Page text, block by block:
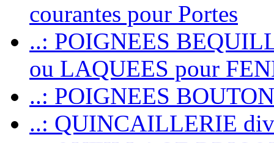
courantes pour Portes
..: POIGNEES
ou LAQUEES pour
..: POIGNEES
..: QUINCAILLERIE